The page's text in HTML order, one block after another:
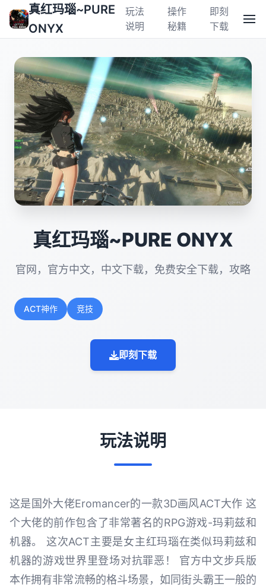
真红玛瑙~PURE
ONYX
玩法
说明
操作
秘籍
即刻
下载
真红玛瑙~PURE ONYX
官网，官方中文，中文下载，免费安全下载，攻略
ACT神作 竞技
即刻下载
玩法说明
这是国外大佬Eromancer的一款3D画风ACT大作 这
个大佬的前作包含了非常著名的RPG游戏-玛莉兹和
机器。 这次ACT主要是女主红玛瑙在类似玛莉兹和
机器的游戏世界里登场对抗罪恶！ 官方中文步兵版
本作拥有非常流畅的格斗场景，如同街头霸王一般的